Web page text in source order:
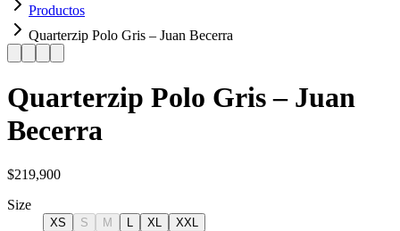
Productos
Quarterzip Polo Gris – Juan Becerra
Quarterzip Polo Gris – Juan
Becerra
$219,900
Size
XS S M XL XXL